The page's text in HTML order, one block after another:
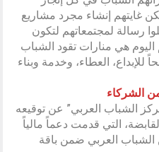
غايتهم إنشاء مجرد مشاريع
رسالة لمجتمعاتهم لتكون
اليوم هي منارات تقود الشباب
العطاء، وخدمة وبناء
الشركاء
الشباب العربي” عن توقيعه
التي قدمت دعماً مالياً
الشباب العربي ضمن باقة